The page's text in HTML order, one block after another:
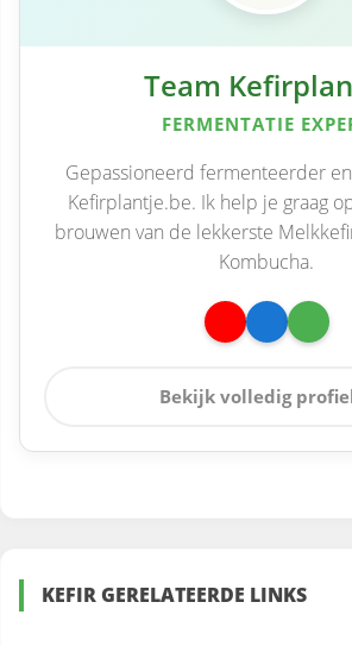
Team
FERMENTATIE
Gepassioneerd fermenteerder
Kefirplantje.be. Ik help je graag
brouwen van de lekkerste
Kombucha.
Bekijk volledig
KEFIR GERELATEERDE LINKS